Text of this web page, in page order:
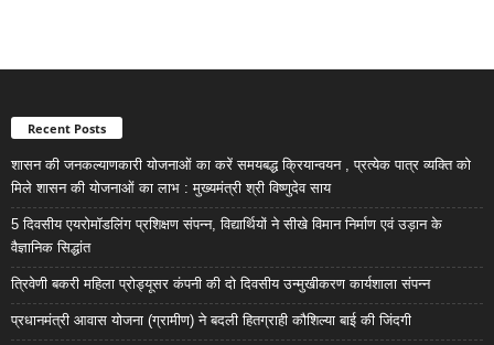
Recent Posts
शासन की जनकल्याणकारी योजनाओं का करें समयबद्ध क्रियान्वयन , प्रत्येक पात्र व्यक्ति को
मिले शासन की योजनाओं का लाभ : मुख्यमंत्री श्री विष्णुदेव साय
5 दिवसीय एयरोमॉडलिंग प्रशिक्षण संपन्न, विद्यार्थियों ने सीखे विमान निर्माण एवं उड़ान के
वैज्ञानिक सिद्धांत
त्रिवेणी बकरी महिला प्रोड्यूसर कंपनी की दो दिवसीय उन्मुखीकरण कार्यशाला संपन्न
प्रधानमंत्री आवास योजना (ग्रामीण) ने बदली हितग्राही कौशिल्या बाई की जिंदगी